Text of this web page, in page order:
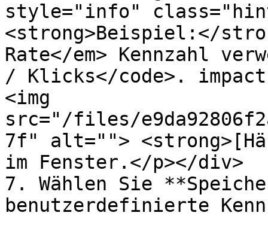
style="info"
<strong>Beispiel:</
Rate</em> Kennzahl
/ Klicks</code>.
<img
src="/files/
7f" alt="">
im Fenster.</p></div>
7. Wählen Sie
benutzerdefinierte